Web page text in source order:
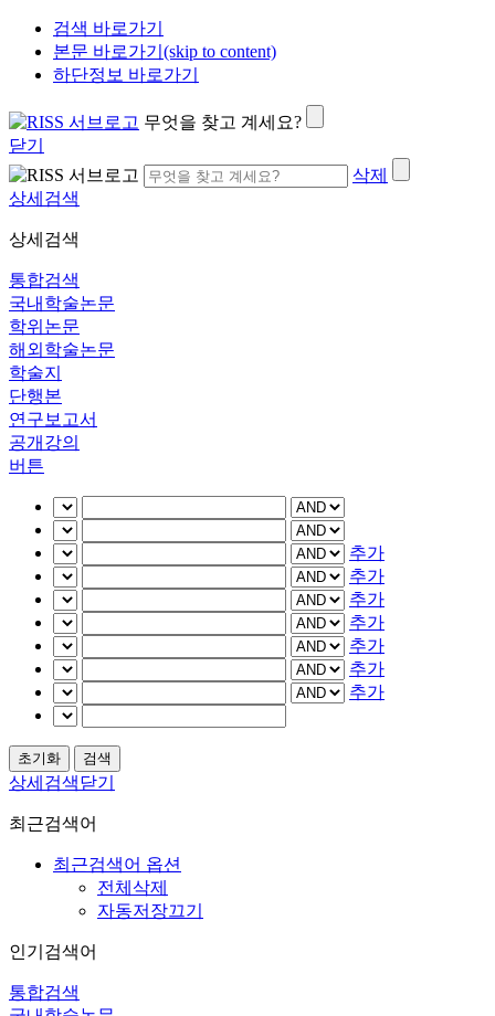
검색 바로가기
본문 바로가기(skip to content)
하단정보 바로가기
무엇을 찾고 계세요?
닫기
삭제
상세검색
상세검색
통합검색
국내학술논문
학위논문
해외학술논문
학술지
단행본
연구보고서
공개강의
버튼
추가
추가
추가
추가
추가
추가
추가
상세검색닫기
최근검색어
최근검색어 옵션
전체삭제
자동저장끄기
인기검색어
통합검색